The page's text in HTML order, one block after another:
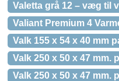
Valetta grå 12 – væg til
Valiant Premium 4
Valk 155 x 54 x 40 mm
Valk 250 x 50 x 47 mm.
Valk 250 x 50 x 47 mm.